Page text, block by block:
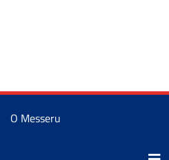
O Messeru